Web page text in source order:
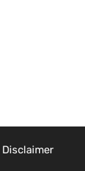
Disclaimer